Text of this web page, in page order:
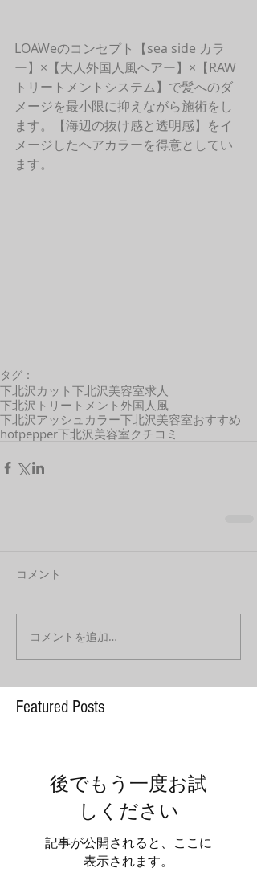
LOAWeのコンセプト【sea side カラ
ー】×【大人外国人風ヘアー】×【RAW
トリートメントシステム】で髪へのダ
メージを最小限に抑えながら施術をし
ます。【海辺の抜け感と透明感】をイ
メージしたヘアカラーを得意としてい
ます。
タグ：
下北沢カット 下北沢美容室求人
下北沢トリートメント 外国人風
下北沢アッシュカラー下北沢美容室おすすめ
hotpepper下北沢美容室クチコミ
コメント
コメントを追加…
Featured Posts
後でもう一度お試
しください
記事が公開されると、ここに
表示されます。